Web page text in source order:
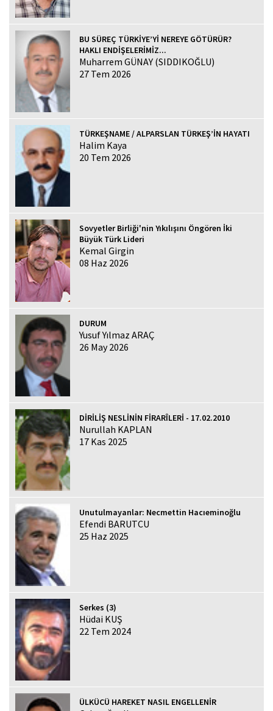
BU SÜREÇ TÜRKİYE’Yİ NEREYE GÖTÜRÜR?
HAKLI ENDİŞELERİMİZ...
Muharrem GÜNAY (SIDDIKOĞLU)
27 Tem 2026
TÜRKEŞNAME / ALPARSLAN TÜRKEŞ’İN HAYATI
Halim Kaya
20 Tem 2026
Sovyetler Birliği'nin Yıkılışını Öngören İki
Büyük Türk Lideri
Kemal Girgin
08 Haz 2026
DURUM
Yusuf Yılmaz ARAÇ
26 May 2026
DİRİLİŞ NESLİNİN FİRARÎLERİ - 17.02.2010
Nurullah KAPLAN
17 Kas 2025
Unutulmayanlar: Necmettin Hacıeminoğlu
Efendi BARUTCU
25 Haz 2025
Serkes (3)
Hüdai KUŞ
22 Tem 2024
ÜLKÜCÜ HAREKET NASIL ENGELLENİR